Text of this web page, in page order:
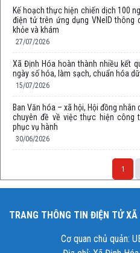
Kế hoạch thực hiện chiến dịch 100
điện tử trên ứng dụng VNeID
khỏe và khám
27/07/2026
Xã Định Hóa hoàn thành nhiều kết
ngày số hóa, làm sạch, chuẩn hóa
15/07/2026
Ban Văn hóa – xã hội, Hội đồng
chuyên đề về việc thực hiện công
phục vụ hành
30/06/2026
1
TRANG THÔNG TIN ĐIỆN TỬ
Cơ quan chủ quản: